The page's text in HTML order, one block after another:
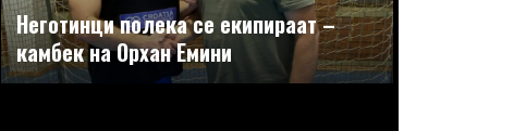
Неготинци полека се екипираат –
камбек на Орхан Емини